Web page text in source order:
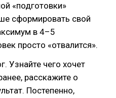
«подготовки»
сформировать свой
в 4–5
просто «отвалится».
Узнайте чего хочет
расскажите о
Постепенно,